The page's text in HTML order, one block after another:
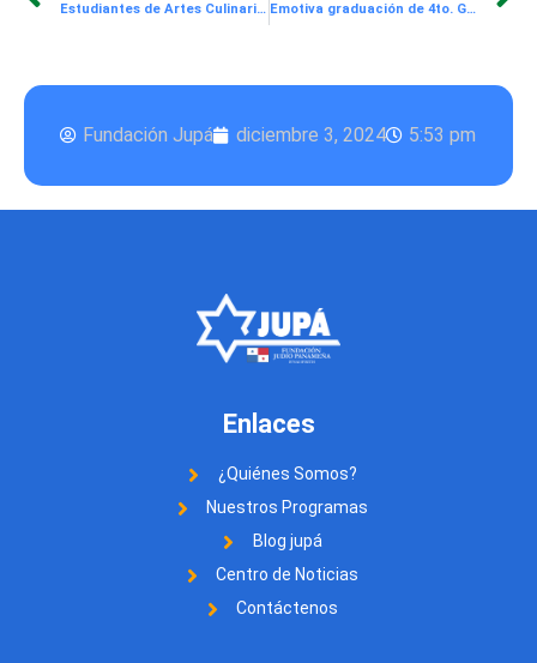
Estudiantes de Artes Culinarias Participan en Talleres con Cerro Punta y Harinas del Istmo Emotiva graduación de 4to. Grado en el programa Aprende Divirtiéndote
Fundación Jupá diciembre 3, 2024 5:53 pm
Enlaces
¿Quiénes Somos?
Nuestros Programas
Blog jupá
Centro de Noticias
Contáctenos